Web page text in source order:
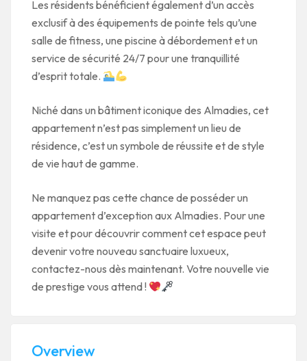
Les résidents bénéficient également d’un accès
exclusif à des équipements de pointe tels qu’une
salle de fitness, une piscine à débordement et un
service de sécurité 24/7 pour une tranquillité
d’esprit totale.
Niché dans un bâtiment iconique des Almadies, cet
appartement n’est pas simplement un lieu de
résidence, c’est un symbole de réussite et de style
de vie haut de gamme.
Ne manquez pas cette chance de posséder un
appartement d’exception aux Almadies. Pour une
visite et pour découvrir comment cet espace peut
devenir votre nouveau sanctuaire luxueux,
contactez-nous dès maintenant. Votre nouvelle vie
de prestige vous attend !
Overview